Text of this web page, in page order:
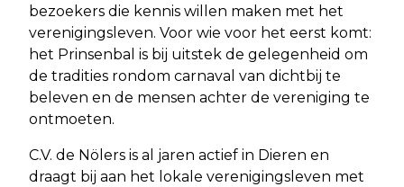
bezoekers die kennis willen maken met het
verenigingsleven. Voor wie voor het eerst komt:
het Prinsenbal is bij uitstek de gelegenheid om
de tradities rondom carnaval van dichtbij te
beleven en de mensen achter de vereniging te
ontmoeten.
C.V. de Nölers is al jaren actief in Dieren en
draagt bij aan het lokale verenigingsleven met